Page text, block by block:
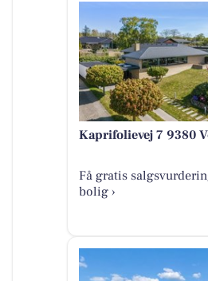
Kaprifolievej 7 9380
Få gratis
bolig ›